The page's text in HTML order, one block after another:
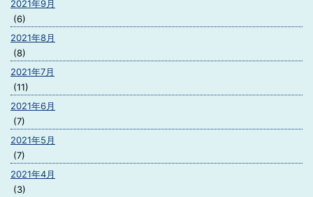
2021年9月
(6)
2021年8月
(8)
2021年7月
(11)
2021年6月
(7)
2021年5月
(7)
2021年4月
(3)